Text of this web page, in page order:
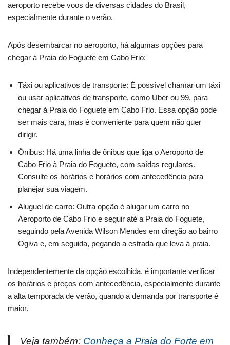
aeroporto recebe voos de diversas cidades do Brasil,
especialmente durante o verão.
Após desembarcar no aeroporto, há algumas opções para
chegar à Praia do Foguete em Cabo Frio:
Táxi ou aplicativos de transporte: É possível chamar um táxi
ou usar aplicativos de transporte, como Uber ou 99, para
chegar à Praia do Foguete em Cabo Frio. Essa opção pode
ser mais cara, mas é conveniente para quem não quer
dirigir.
Ônibus: Há uma linha de ônibus que liga o Aeroporto de
Cabo Frio à Praia do Foguete, com saídas regulares.
Consulte os horários e horários com antecedência para
planejar sua viagem.
Aluguel de carro: Outra opção é alugar um carro no
Aeroporto de Cabo Frio e seguir até a Praia do Foguete,
seguindo pela Avenida Wilson Mendes em direção ao bairro
Ogiva e, em seguida, pegando a estrada que leva à praia.
Independentemente da opção escolhida, é importante verificar
os horários e preços com antecedência, especialmente durante
a alta temporada de verão, quando a demanda por transporte é
maior.
Veja também: Conheça a Praia do Forte em